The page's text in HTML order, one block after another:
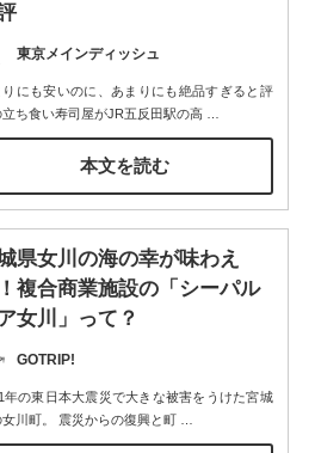
東京メインディッシュ
りにも安いのに、あまりにも絶品すぎると評
立ち食い寿司屋がJR五反田駅の高…
本文を読む
県女川の海の幸が味わえ
複合商業施設の「シーパル
女川」って？
GOTRIP!
年の東日本大震災で大きな被害をうけた宮城
女川町。 震災からの復興と町…